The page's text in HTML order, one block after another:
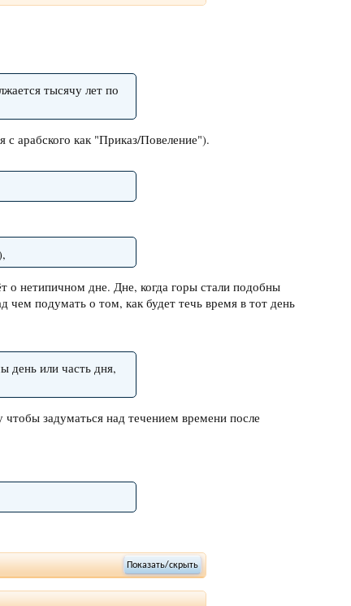
тысячу лет по
с арабского как "Приказ/Повеление").
нетипичном дне. Дне, когда горы стали подобны
чем подумать о том, как будет течь время в тот день
день или часть дня,
задуматься над течением времени после
Показать/скрыть